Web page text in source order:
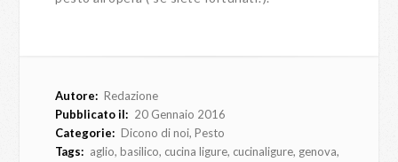
Autore: Redazione
Pubblicato il: 20 Gennaio 2016
Categorie: Dicono di noi,Pesto
Tags: aglio,basilico, cucina ligure, cucinaligure, genova,